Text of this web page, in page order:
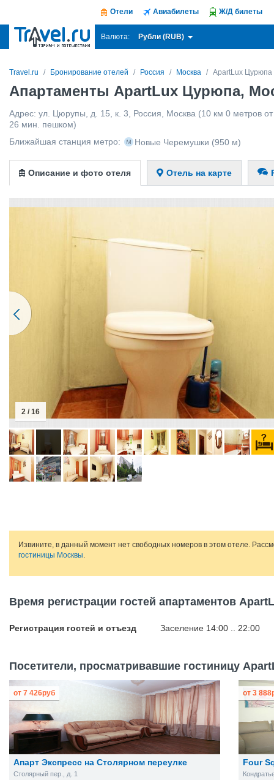
Отели Авиабилеты Ж/Д билеты
Валюта: Рубли (RUB)
Travel.ru Бронирование отелей Россия Москва ApartLux Цурюпа
Апартаменты ApartLux Цурюпа,
Адрес: ул. Цюрупы, д. 15, к. 3 Россия Москва (10 км 0 метров
26 мин. пешком)
Ближайшая станция метро:
Новые Черемушки (950 м)
Описание и фото отеля Отель на карте
2 / 16
Извините, в данный момент нет свободных номеров в этом отеле.
гостиницы Москвы.
Время регистрации гостей апартаментов
Регистрация гостей и отъезд Заселение 14:00 .. 22:00
Посетители, просматривавшие гостиницу
Апарт Экспресс на Столярном переулке
Столярный пер., д. 1
от 7 426руб
Four
от 3 888